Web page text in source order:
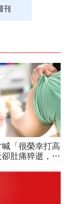
「很榮幸打高
肚痛猝逝，來